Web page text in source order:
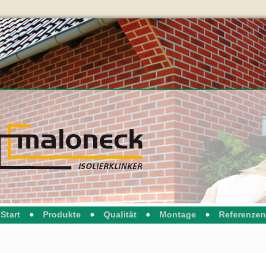
Start Produkte Qualität Montage Referenzen